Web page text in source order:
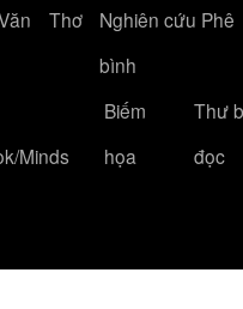
Thơ
Nghiên cứu Phê
bình
Minds
Biếm
họa
Thư
đọc